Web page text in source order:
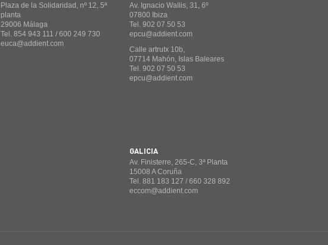
Plaza de la Solidaridad, nº 12, 5ª
planta
29006 Málaga
Tel. 854 943 111 / 600 249 730
euca@addient.com
Av. Ignacio Wallis, 31, 6º
07800 Ibiza
Tel. 902 07 50 53
epcu@addient.com
Calle artrutx 10b,
07714 Mahón, Islas Baleares
Tel. 902 07 50 53
epcu@addient.com
GALICIA
Av. Finisterre, 265-C, 3ª Planta
15008 A Coruña
Tel. 881 183 127 / 660 328 892
eccom@addient.com